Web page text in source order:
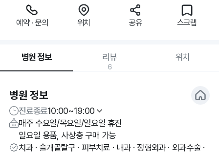
예약 · 문의 위치 공유 스크랩
병원 정보 리뷰
6
위치
병원 정보
진료종료10:00~19:00
매주 수요일/목요일/일요일 휴진
일요일 용품, 사상충 구매 가능
치과 · 슬개골탈구 · 피부치료 · 내과 · 정형외과 · 외과수술 ·